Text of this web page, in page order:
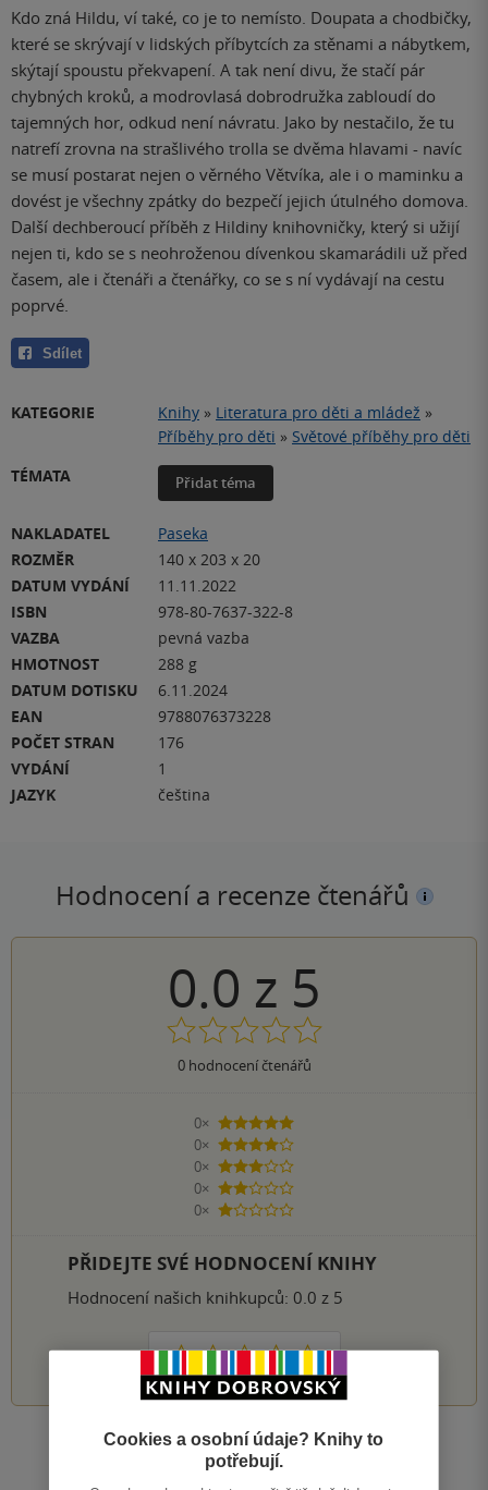
Kdo zná Hildu, ví také, co je to nemísto. Doupata a chodbičky,
které se skrývají v lidských příbytcích za stěnami a nábytkem,
skýtají spoustu překvapení. A tak není divu, že stačí pár
chybných kroků, a modrovlasá dobrodružka zabloudí do
tajemných hor, odkud není návratu. Jako by nestačilo, že tu
natrefí zrovna na strašlivého trolla se dvěma hlavami - navíc
se musí postarat nejen o věrného Větvíka, ale i o maminku a
dovést je všechny zpátky do bezpečí jejich útulného domova.
Další dechberoucí příběh z Hildiny knihovničky, který si užijí
nejen ti, kdo se s neohroženou dívenkou skamarádili už před
časem, ale i čtenáři a čtenářky, co se s ní vydávají na cestu
poprvé.
Sdílet
KATEGORIE Knihy » Literatura pro děti a mládež »
Příběhy pro děti » Světové příběhy pro děti
TÉMATA
Přidat téma
NAKLADATEL
Paseka
ROZMĚR
140 x 203 x 20
DATUM VYDÁNÍ
11.11.2022
ISBN
978-80-7637-322-8
VAZBA
pevná vazba
HMOTNOST
288 g
DATUM DOTISKU
6.11.2024
EAN
9788076373228
POČET STRAN
176
VYDÁNÍ
1
JAZYK
čeština
Hodnocení a recenze čtenářů
0.0 z 5
0hodnocení čtenářů
0×
5 hvězdiček
0×
4 hvězdičky
0×
3 hvězdičky
0×
2 hvězdičky
0×
1 hvezdička
PŘIDEJTE SVÉ HODNOCENÍ KNIHY
Hodnocení našich knihkupců: 0.0 z 5
1 2 3 4 5
Zobrazit všechna hodnocení
Cookies a osobní údaje? Knihy to
potřebují.